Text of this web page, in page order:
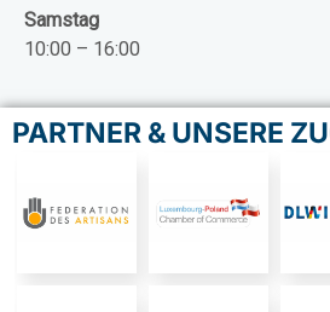
Samstag
10:00 – 16:00
PARTNER & UNSERE